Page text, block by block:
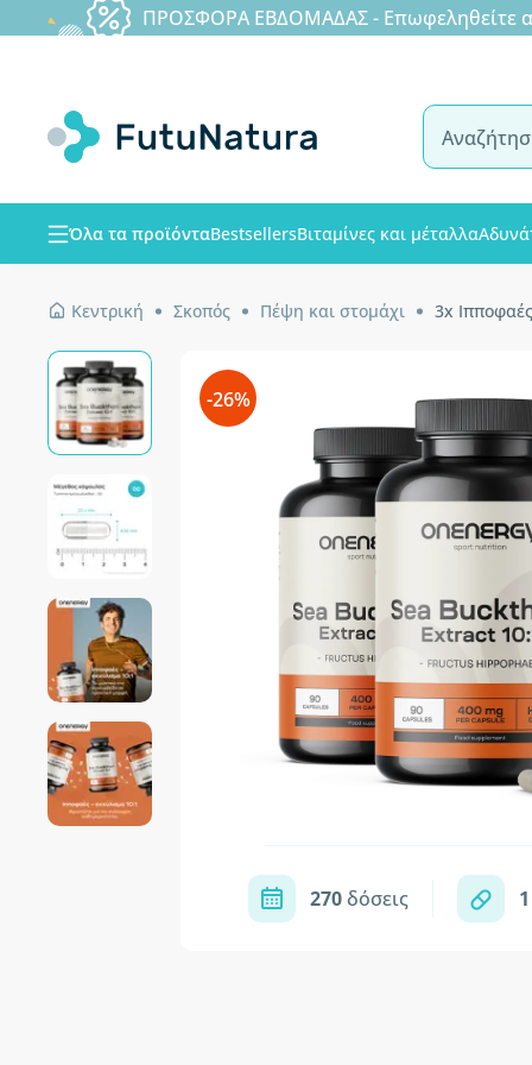
ΠΡΟΣΦΟΡΑ ΕΒΔΟΜΑΔΑΣ - Επωφεληθείτε
Όλα τα προϊόνταBestsellersΒιταμίνες και μέταλλα
Κεντρική Σκοπός Πέψη και στομάχι 3x
-26%
270 δόσεις 1